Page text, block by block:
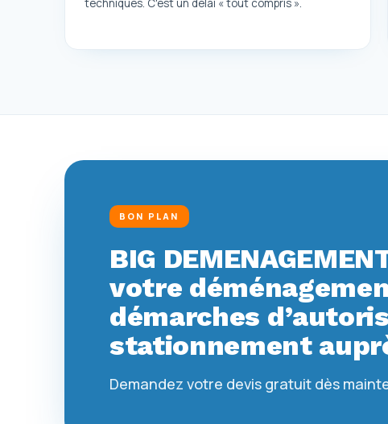
BON PLAN
BIG
votre
démarches
stationnement
Demandez votre devis gratuit dès